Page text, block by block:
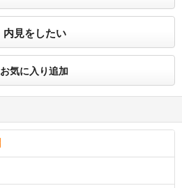
内見をしたい
お気に入り追加